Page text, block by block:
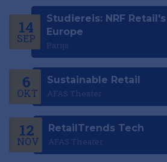
14
SEP
Studiereis: NRF
Europe
Parijs
6
OKT
Sustainable Retail
AFAS Theater
12
NOV
RetailTrends Tech
AFAS Theater